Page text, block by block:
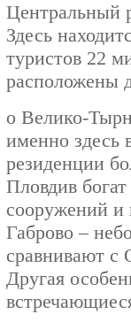
Центральный
Здесь
туристов 22
расположены
о Велико-
именно здесь
резиденции
Пловдив
сооружений и
Габрово –
сравнивают с
Другая